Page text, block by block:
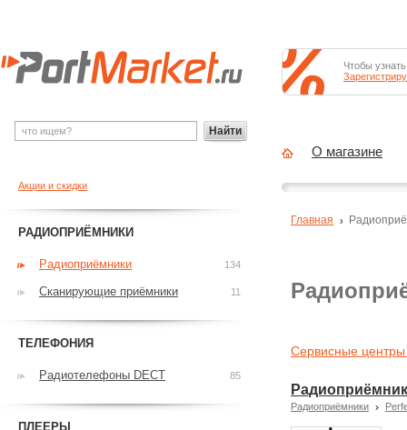
Сервисные
Радиоприёмники
Главная
Акции и скидки
РАДИОПРИЁМНИКИ
Радиоприёмники 134
Сканирующие приёмники 11
ТЕЛЕФОНИЯ
Радиотелефоны DECT 85
ПЛЕЕРЫ
Найти
Чтобы
О магазине